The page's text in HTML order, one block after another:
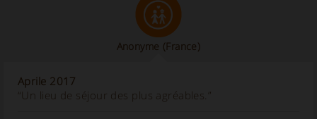
Anonyme (France)
Aprile 2017
“Un lieu de séjour des plus agréables.”